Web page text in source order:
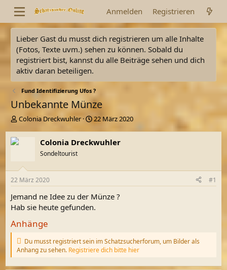
Anmelden Registrieren
Lieber Gast du musst dich registrieren um alle Inhalte
(Fotos, Texte uvm.) sehen zu können. Sobald du
registriert bist, kannst du alle Beiträge sehen und dich
aktiv daran beteiligen.
Fund Identifizierung Ufos ?
Unbekannte Münze
E
t
l
e
Colonia Dreckwuhler
E
t
l
m
22 März 2020
Colonia Dreckwuhler
Sondeltourist
22 März 2020 #1
Jemand ne Idee zu der Münze ?
Hab sie heute gefunden.
Anhänge
Du musst registriert sein im Schatzsucherforum, um Bilder als
Anhang zu sehen. Registriere dich bitte hier